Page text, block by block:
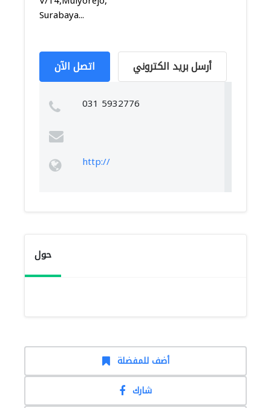
Surabaya...
اتصل الآن أرسل بريد الكتروني
031 5932776
http://
حول
أضف للمفضلة
شارك